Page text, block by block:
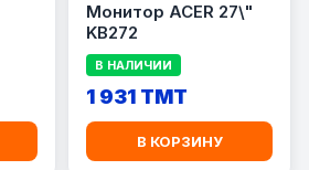
Монитор ACER 27\"
KB272
В НАЛИЧИИ
1 931 TMT
В КОРЗИНУ